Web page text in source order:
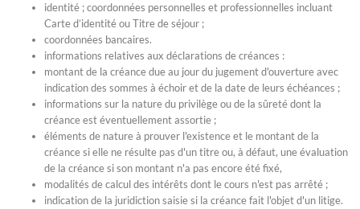
identité ; coordonnées personnelles et professionnelles incluant
Carte d’identité ou Titre de séjour ;
coordonnées bancaires.
informations relatives aux déclarations de créances :
montant de la créance due au jour du jugement d'ouverture avec
indication des sommes à échoir et de la date de leurs échéances ;
informations sur la nature du privilège ou de la sûreté dont la
créance est éventuellement assortie ;
éléments de nature à prouver l'existence et le montant de la
créance si elle ne résulte pas d'un titre ou, à défaut, une évaluation
de la créance si son montant n'a pas encore été fixé,
modalités de calcul des intérêts dont le cours n'est pas arrêté ;
indication de la juridiction saisie si la créance fait l'objet d'un litige.